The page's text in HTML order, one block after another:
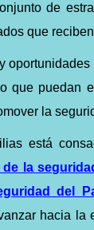
de
que
que puedan
la
está
la
del
hacia la